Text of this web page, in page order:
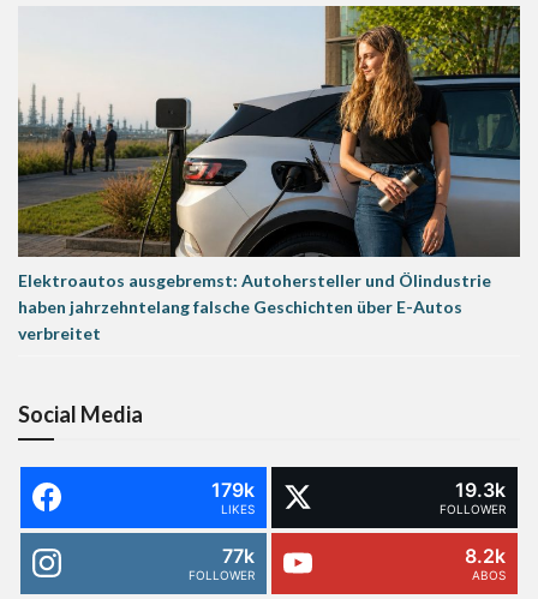
Elektroautos ausgebremst: Autohersteller und Ölindustrie
haben jahrzehntelang falsche Geschichten über E-Autos
verbreitet
Social Media
179k
LIKES
19.3k
FOLLOWER
77k
FOLLOWER
8.2k
ABOS